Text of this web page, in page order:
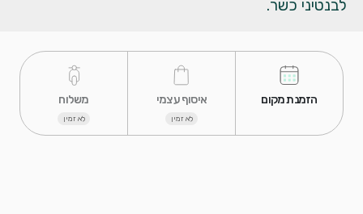
לבנטיני כשר.
לא זמין לא זמין